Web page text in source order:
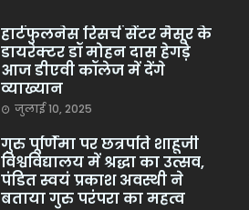
हार्टफुलनेस रिसर्च सेंटर मैसूर के
डायरेक्टर डॉ मोहन दास हेगड़े
आज डीएवी कॉलेज में देंगे
व्याख्यान
जुलाई 10, 2025
गुरु पूर्णिमा पर छत्रपति शाहूजी
विश्वविद्यालय में श्रद्धा का उत्सव,
पंडित स्वयं प्रकाश अवस्थी ने
बताया गुरु परंपरा का महत्व